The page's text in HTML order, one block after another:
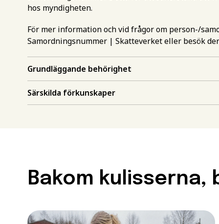
hos myndigheten.
För mer information och vid frågor om person-/
Samordningsnummer | Skatteverketeller besök
Grundläggande behörighet
Särskilda förkunskaper
Bakom
Gör en
mer
Förnamn
Efternamn*
utbildningen
För att kunna söka till
utbildningar kan också